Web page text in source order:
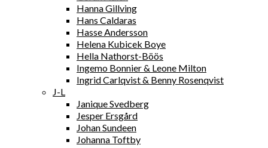
Hanna Gillving
Hans Caldaras
Hasse Andersson
Helena Kubicek Boye
Hella Nathorst-Böös
Ingemo Bonnier & Leone Milton
Ingrid Carlqvist & Benny Rosenqvist
J-L
Janique Svedberg
Jesper Ersgård
Johan Sundeen
Johanna Toftby